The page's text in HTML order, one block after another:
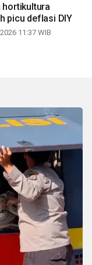
hortikultura
picu deflasi DIY
11:37 WIB